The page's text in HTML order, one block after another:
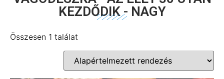
KEZDŐDIK - NAGY
Összesen 1 találat